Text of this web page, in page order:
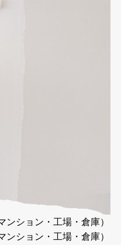
ション・工場・倉庫）
ション・工場・倉庫）